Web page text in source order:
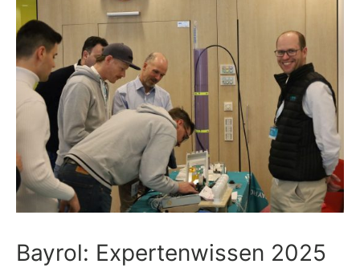
Bayrol: Expertenwissen 2025